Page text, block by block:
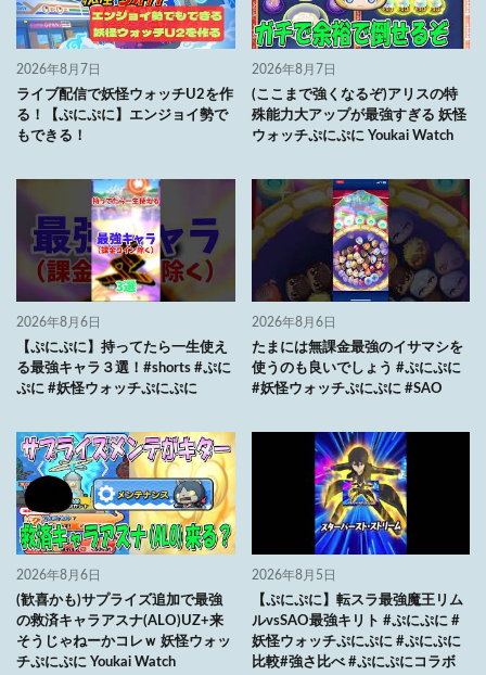
2026年8月7日
ライブ配信で妖怪ウォッチU2を作
る！【ぷにぷに】エンジョイ勢で
もできる！
2026年8月7日
(ここまで強くなるぞ)アリスの特
殊能力大アップが最強すぎる 妖怪
ウォッチぷにぷに Youkai Watch
2026年8月6日
【ぷにぷに】持ってたら一生使え
る最強キャラ３選！#shorts #ぷに
ぷに #妖怪ウォッチぷにぷに
2026年8月6日
たまには無課金最強のイサマシを
使うのも良いでしょう #ぷにぷに
#妖怪ウォッチぷにぷに #SAO
2026年8月6日
(歓喜かも)サプライズ追加で最強
の救済キャラアスナ(ALO)UZ+来
そうじゃねーかコレｗ 妖怪ウォッ
チぷにぷに Youkai Watch
2026年8月5日
【ぷにぷに】転スラ最強魔王リム
ルvsSAO最強キリト #ぷにぷに #
妖怪ウォッチぷにぷに #ぷにぷに
比較#強さ比べ #ぷにぷにコラボ